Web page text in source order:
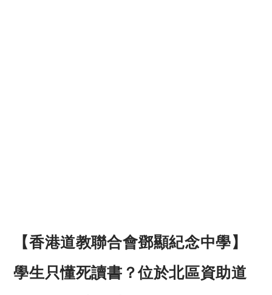
【香港道教聯合會鄧顯紀念中學】
學生只懂死讀書？位於北區資助道